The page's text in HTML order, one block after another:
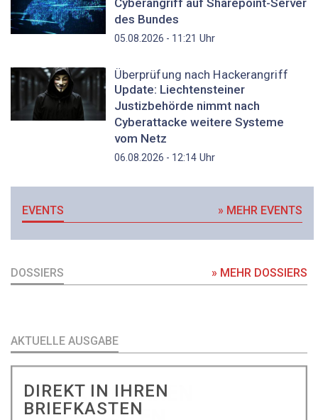
Cyberangriff auf Sharepoint-Server
des Bundes
05.08.2026 - 11:21 Uhr
Überprüfung nach Hackerangriff
Update: Liechtensteiner
Justizbehörde nimmt nach
Cyberattacke weitere Systeme
vom Netz
06.08.2026 - 12:14Uhr
EVENTS » MEHR EVENTS
DOSSIERS » MEHR DOSSIERS
AKTUELLE AUSGABE
DIREKT IN IHREN
BRIEFKASTEN